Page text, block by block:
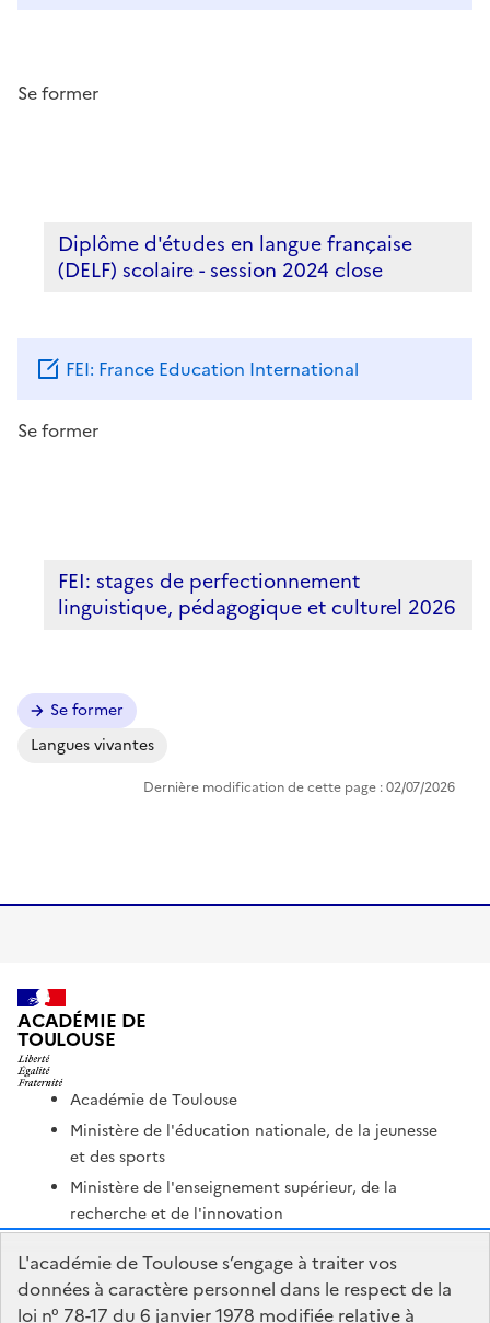
Se former
Diplôme d'études en langue française
(DELF) scolaire - session 2024 close
FEI: France Education International
Se former
FEI: stages de perfectionnement
linguistique, pédagogique et culturel 2026
Se former
Langues vivantes
Dernière modification de cette page : 02/07/2026
ACADÉMIE DE
TOULOUSE
Académie de Toulouse
Ministère de l'éducation nationale, de la jeunesse
et des sports
Ministère de l'enseignement supérieur, de la
recherche et de l'innovation
Nous contacter
L'académie de Toulouse s’engage à traiter vos
données à caractère personnel dans le respect de la
loi n° 78-17 du 6 janvier 1978 modifiée relative à